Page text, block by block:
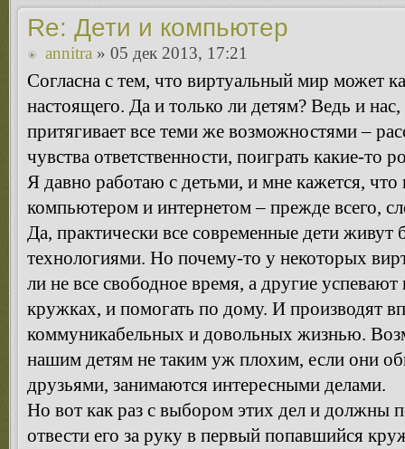
Re: Дети и компьютер
annitra » 05 дек 2013, 17:21
Согласна с тем, что виртуальный мир может
настоящего. Да и только ли детям? Ведь и
притягивает все теми же возможностями –
чувства ответственности, поиграть какие-то
Я давно работаю с детьми, и мне кажется, что
компьютером и интернетом – прежде всего,
Да, практически все современные дети
технологиями. Но почему-то у некоторых
ли не все свободное время, а другие успевают
кружках, и помогать по дому. И производят
коммуникабельных и довольных жизнью.
нашим детям не таким уж плохим, если они
друзьями, занимаются интересными делами.
Но вот как раз с выбором этих дел и должны
отвести его за руку в первый попавшийся